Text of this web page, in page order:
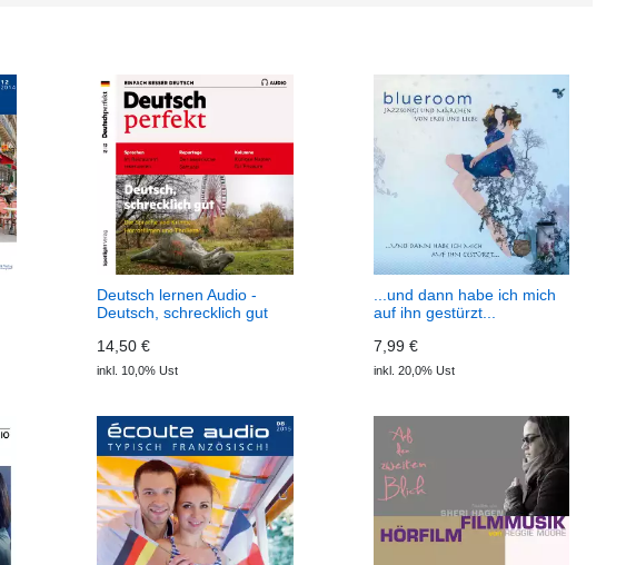
Deutsch lernen Audio -
Deutsch, schrecklich gut
perfekt Audio
14,50 €
inkl. 10,0% Ust
...und dann habe ich mich
auf ihn gestürzt...
7,99 €
inkl. 20,0% Ust